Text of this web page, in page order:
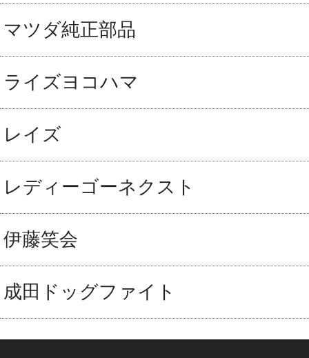
マツダ純正部品
ライズヨコハマ
レイズ
レディーゴーネクスト
伊藤笑会
成田ドッグファイト